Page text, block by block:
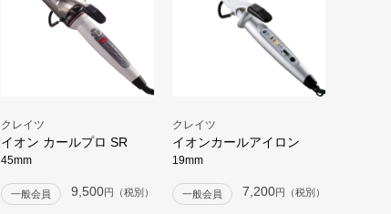
クレイツ
イオン カールプロ SR
45mm
一般会員 9,500円（税別）
クレイツ
イオンカールアイロン
19mm
一般会員 7,200円（税別）